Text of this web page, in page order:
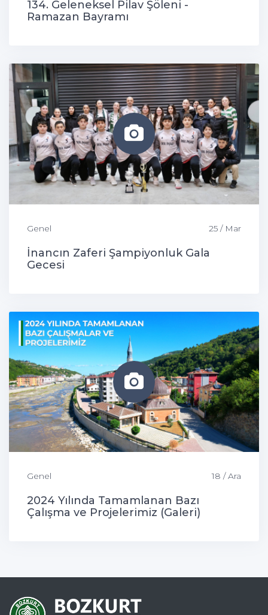
134. Geleneksel Pilav Şöleni -
Ramazan Bayramı
Genel 25 / Mar
İnancın Zaferi Şampiyonluk Gala
Gecesi
Genel 18 / Ara
2024 Yılında Tamamlanan Bazı
Çalışma ve Projelerimiz (Galeri)